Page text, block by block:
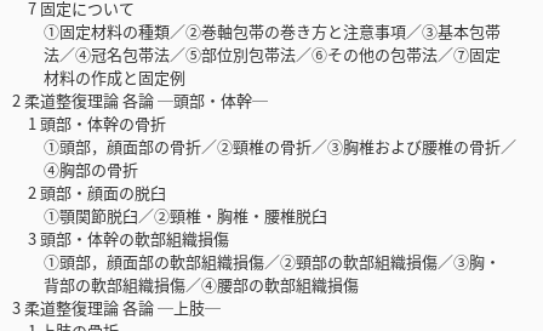
7 固定について
①固定材料の種類／②巻軸包帯の巻き方と注意事項／③基本包帯
法／④冠名包帯法／⑤部位別包帯法／⑥その他の包帯法／⑦固定
材料の作成と固定例
2 柔道整復理論 各論 ─頭部・体幹─
1 頭部・体幹の骨折
①頭部，顔面部の骨折／②頸椎の骨折／③胸椎および腰椎の骨折／
④胸部の骨折
2 頭部・顔面の脱臼
①顎関節脱臼／②頸椎・胸椎・腰椎脱臼
3 頭部・体幹の軟部組織損傷
①頭部，顔面部の軟部組織損傷／②頸部の軟部組織損傷／③胸・
背部の軟部組織損傷／④腰部の軟部組織損傷
3 柔道整復理論 各論 ─上肢─